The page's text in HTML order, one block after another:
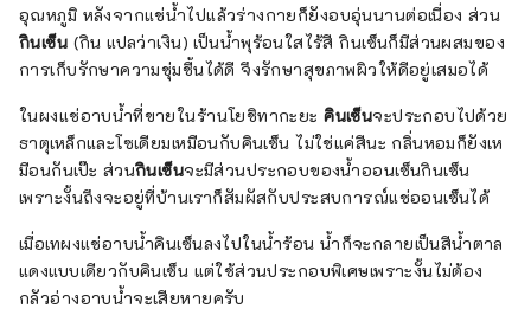
อุณหภูมิ หลังจากแช่น้ำไปแล้วร่างกายก็ยังอบอุ่นนานต่อเนื่อง ส่วน
กินเซ็น (กิน แปลว่าเงิน) เป็นน้ำพุร้อนใสไร้สี กินเซ็นก็มีส่วนผสมของ
การเก็บรักษาความชุ่มชื้นได้ดี จึงรักษาสุขภาพผิวให้ดีอยู่เสมอได้
ในผงแช่อาบน้ำที่ขายในร้านโยชิทากะยะคินเซ็นจะประกอบไปด้วย
ธาตุเหล็กและโซเดียมเหมือนกับคินเซ็น ไม่ใช่แค่สีนะ กลิ่นหอมก็ยังเห
มือนกันเป๊ะ ส่วนกินเซ็นจะมีส่วนประกอบของน้ำออนเซ็นกินเซ็น
เพราะงั้นถึงจะอยู่ที่บ้านเราก็สัมผัสกับประสบการณ์แช่ออนเซ็นได้
เมื่อเทผงแช่อาบน้ำคินเซ็นลงไปในน้ำร้อน น้ำก็จะกลายเป็นสีน้ำตาล
แดงแบบเดียวกับคินเซ็น แต่ใช้ส่วนประกอบพิเศษเพราะงั้นไม่ต้อง
กลัวอ่างอาบน้ำจะเสียหายครับ